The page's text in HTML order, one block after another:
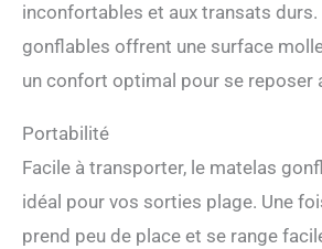
inconfortables et aux transats durs.
gonflables offrent une surface
un confort optimal pour se reposer
Portabilité
Facile à transporter, le matelas
idéal pour vos sorties plage. Une
prend peu de place et se range